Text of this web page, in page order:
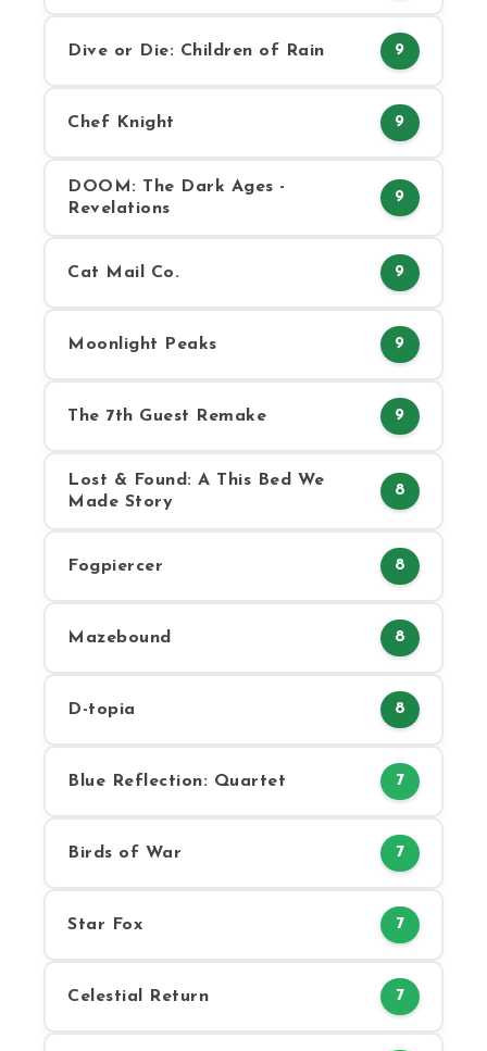
Dive or Die: Children of Rain 9
Chef Knight 9
DOOM: The Dark Ages -
Revelations
9
Cat Mail Co. 9
Moonlight Peaks 9
The 7th Guest Remake 9
Lost & Found: A This Bed We
Made Story
8
Fogpiercer 8
Mazebound 8
D-topia 8
Blue Reflection: Quartet 7
Birds of War 7
Star Fox 7
Celestial Return 7